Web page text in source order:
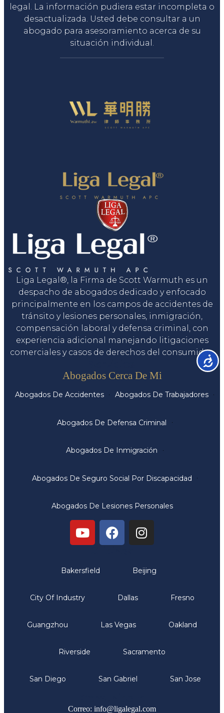
legal. La información pudiera estar incompleta o
desactualizada. Usted debe consultar a un
abogado para asesoramiento acerca de su
situación individual.
Liga Legal®, la Firma de Scott Warmuth es un
despacho de abogados dedicado y enfocado
principalmente en los campos de accidentes de
tránsito y lesiones personales, inmigración,
compensación laboral y defensa criminal, con
experiencia adicional manejando litigaciones
comerciales y casos de derechos del consumidor.
Abogados Cerca De Mi
Abogados De Accidentes Abogados De Trabajadores
Abogados De Defensa Criminal
Abogados De Inmigración
Abogados De Seguro Social Por Discapacidad
Abogados De Lesiones Personales
Bakersfield Beijing
City Of Industry Dallas Fresno
Guangzhou Las Vegas Oakland
Riverside Sacramento
San Diego San Gabriel San Jose
Correo: info@ligalegal.com